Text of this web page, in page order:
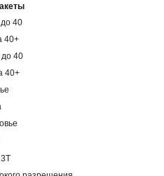
40
40+
40
40+